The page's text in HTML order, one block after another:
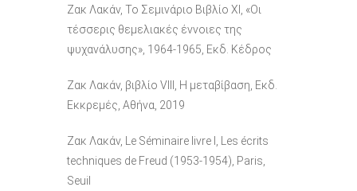
Ζακ Λακάν, Το Σεμινάριο Βιβλίο ΧΙ, «Οι
τέσσερις θεμελιακές έννοιες της
ψυχανάλυσης», 1964-1965, Εκδ. Κέδρος
Ζακ Λακάν, βιβλίο VIII, Η μεταβίβαση, Εκδ.
Εκκρεμές, Αθήνα, 2019
Ζακ Λακάν, Le Séminaire livre I, Les écrits
techniques de Freud (1953-1954), Paris,
Seuil